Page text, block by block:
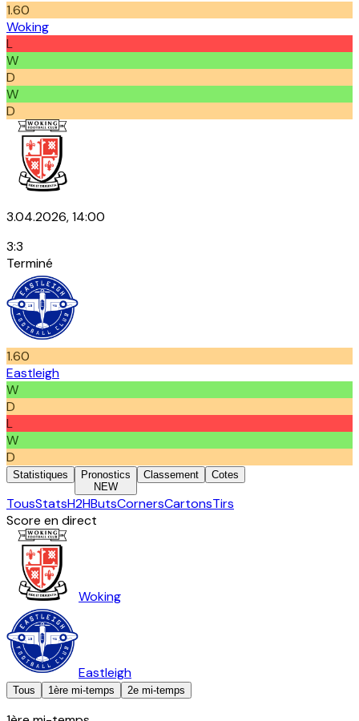
1.60
Woking
L
W
D
W
D
3.04.2026, 14:00
3:3
Terminé
1.60
Eastleigh
W
D
L
W
D
Statistiques
Pronostics
NEW
Classement Cotes
TousStatsH2HButsCornersCartonsTirs
Score en direct
Woking
Eastleigh
Tous 1ère mi-temps 2e mi-temps